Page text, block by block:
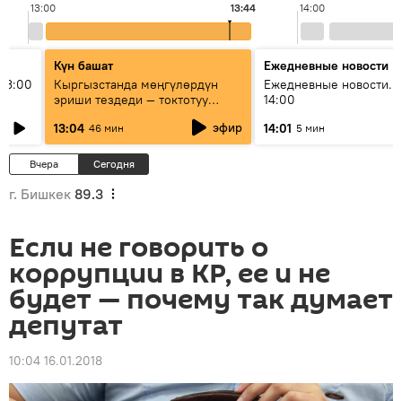
13:00 14:00
13:44
Күн башат
Кыргызстанда мөңгүлөрдүн
эриши тездеди — токтотуу
13:04 46 мин эфир
Ежедневные новости
Ежедневные новости.
14:00
14:01 5 мин
Вчера Сегодня
г. Бишкек 89.3
Если не говорить о
коррупции в КР, ее и не
будет — почему так думает
депутат
10:04 16.01.2018